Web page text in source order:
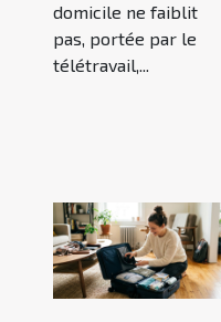
domicile ne faiblit
pas, portée par le
télétravail,...